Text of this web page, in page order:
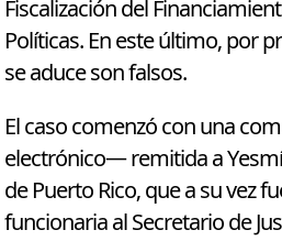
Fiscalización del
Políticas. En este último, por
se aduce son falsos.
El caso comenzó con una
electrónico— remitida a
de Puerto Rico, que a su vez
funcionaria al Secretario de